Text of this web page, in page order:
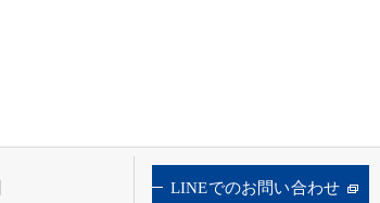
LINEでのお問い合わせ